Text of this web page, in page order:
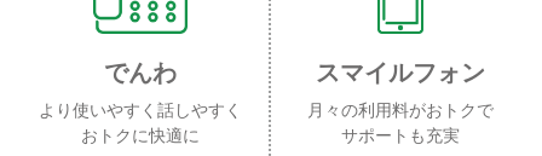
でんわ
より使いやすく話しやすく
おトクに快適に
スマイルフォン
月々の利用料がおトクで
サポートも充実